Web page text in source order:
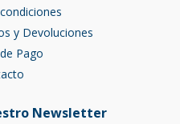
y Devoluciones
Pago
Newsletter